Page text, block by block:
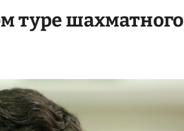
туре шахматного